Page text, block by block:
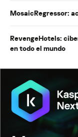
MosaicRegressor:
RevengeHotels:
en todo el mundo